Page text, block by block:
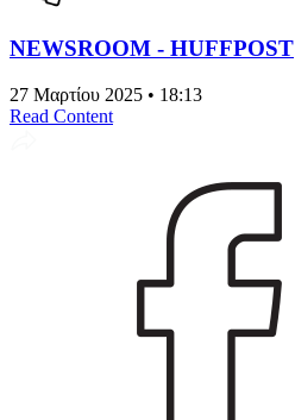
NEWSROOM - HUFFPOST
27 Μαρτίου 2025 • 18:13
Read Content